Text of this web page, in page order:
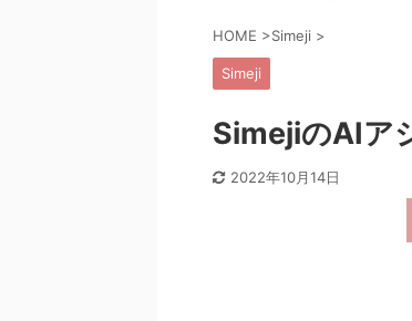
HOME >Simeji >
Simeji
SimejiのAIア
2022年10月14日